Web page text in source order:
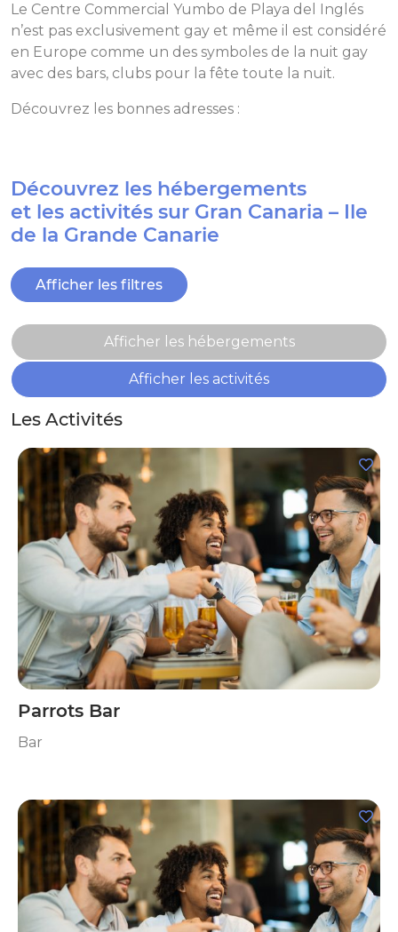
Le Centre Commercial Yumbo de Playa del Inglés
n’est pas exclusivement gay et même il est considéré
en Europe comme un des symboles de la nuit gay
avec des bars, clubs pour la fête toute la nuit.
Découvrez les bonnes adresses :
Découvrez les hébergements
et les activités sur Gran Canaria – Ile
de la Grande Canarie
Afficher les filtres
Afficher les hébergements
Afficher les activités
Les Activités
Parrots Bar
Bar